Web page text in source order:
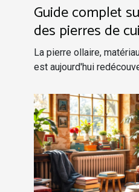
Guide complet
des pierres de
ollaire
La pierre ollaire,
est aujourd'hui